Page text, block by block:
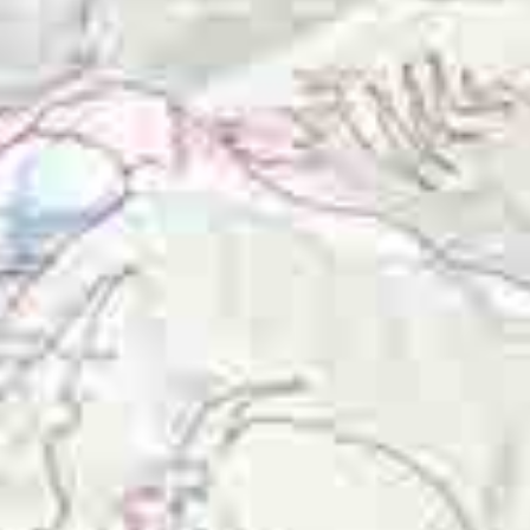
+33 (0)9 81 50 38 02
Afin de profiter au mieux de votre
notre restaurant, il vous est